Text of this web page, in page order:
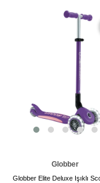
Globber
Globber Elite Deluxe Işıklı